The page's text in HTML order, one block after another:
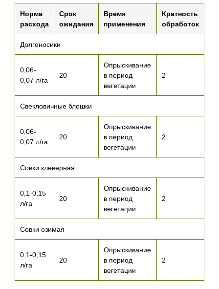
Норма
расхода
Срок
ожидания
Время
применения
Кратность
обработок
Долгоносики
0,06-
0,07 л/га
20
Опрыскивание
в период
вегетации
2
Свекловичные блошки
0,06-
0,07 л/га
20
Опрыскивание
в период
вегетации
2
Совки клеверная
0,1-0,15
л/га
20
Опрыскивание
в период
вегетации
2
Совки озимая
0,1-0,15
л/га
20
Опрыскивание
в период
вегетации
2